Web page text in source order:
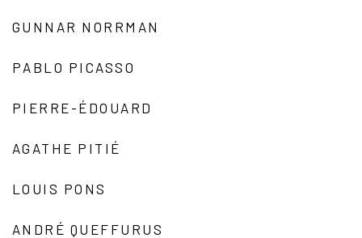
GUNNAR NORRMAN
PABLO PICASSO
PIERRE-ÉDOUARD
AGATHE PITIÉ
LOUIS PONS
ANDRÉ QUEFFURUS